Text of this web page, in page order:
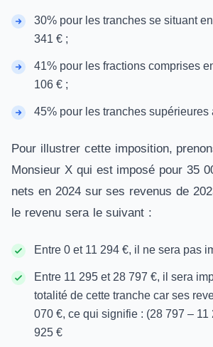
30% pour les tranches se situant
341 € ;
41% pour les fractions comprises
106 € ;
45% pour les tranches supérieures
Pour illustrer cette imposition,
Monsieur X qui est imposé pour 35
nets en 2024 sur ses revenus de
le revenu sera le suivant :
Entre 0 et 11 294 €, il ne sera pas
Entre 11 295 et 28 797 €, il sera
totalité de cette tranche car ses
070 €, ce qui signifie : (28 797 – 11
925 €